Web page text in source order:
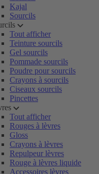
Kajal
Sourcils
Tout afficher
Teinture sourcils
Gel sourcils
Pommade sourcils
Poudre pour sourcils
Crayons à sourcils
Ciseaux sourcils
Pincettes
Tout afficher
Rouges à lèvres
Gloss
Crayons à lèvres
Repulpeur lèvres
Rouge à lèvres liquide
Accessoires lèvres